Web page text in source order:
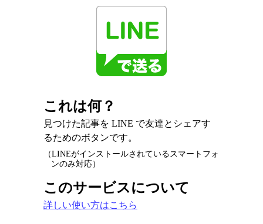
これは何？
見つけた記事を LINE で友達とシェアす
るためのボタンです。
（LINEがインストールされているスマートフォ
ンのみ対応）
このサービスについて
詳しい使い方はこちら